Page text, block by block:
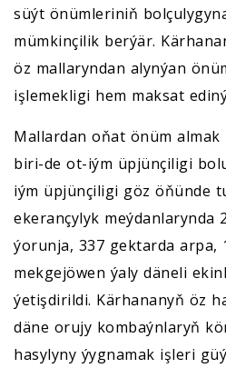
süýt önümleriniň
mümkinçilik berýär.
öz mallaryndan alynýan
işlemekligi hem maksat
Mallardan oňat önüm
biri-de ot-iým üpjünçiligi
iým üpjünçiligi göz öňünde
ekerançylyk meýdanlarynda
ýorunja, 337 gektarda arpa,
mekgejöwen ýaly däneli
ýetişdirildi. Kärhananyň öz
däne orujy kombaýnlaryň
hasylyny ýygnamak işleri